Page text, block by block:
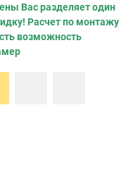
Вас разделяет один
Расчет по монтажу
возможность